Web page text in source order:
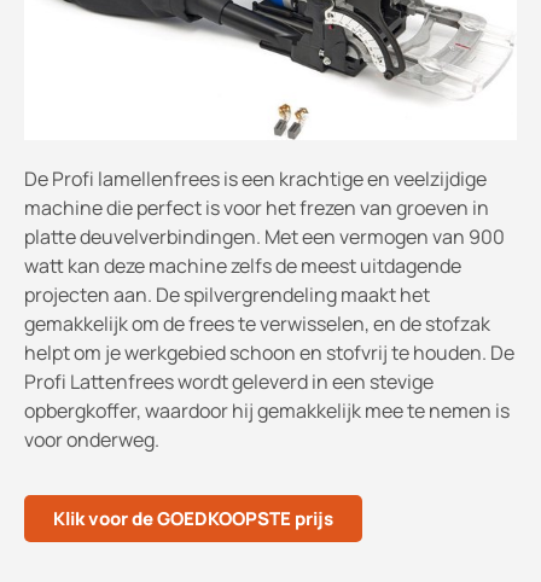
De Profi lamellenfrees is een krachtige en veelzijdige
machine die perfect is voor het frezen van groeven in
platte deuvelverbindingen. Met een vermogen van 900
watt kan deze machine zelfs de meest uitdagende
projecten aan. De spilvergrendeling maakt het
gemakkelijk om de frees te verwisselen, en de stofzak
helpt om je werkgebied schoon en stofvrij te houden. De
Profi Lattenfrees wordt geleverd in een stevige
opbergkoffer, waardoor hij gemakkelijk mee te nemen is
voor onderweg.
Klik voor de GOEDKOOPSTE prijs